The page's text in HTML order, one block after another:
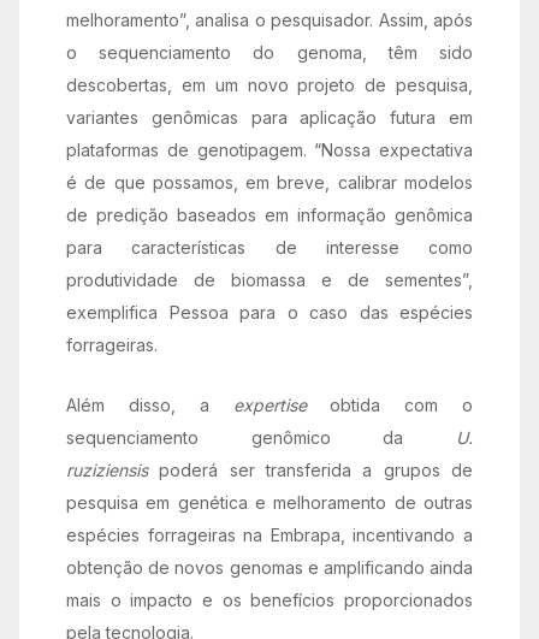
melhoramento”, analisa o pesquisador. Assim, após
o sequenciamento do genoma, têm sido
descobertas, em um novo projeto de pesquisa,
variantes genômicas para aplicação futura em
plataformas de genotipagem. “Nossa expectativa
é de que possamos, em breve, calibrar modelos
de predição baseados em informação genômica
para características de interesse como
produtividade de biomassa e de sementes”,
exemplifica Pessoa para o caso das espécies
forrageiras.
Além disso, a expertiseobtida com o
sequenciamento genômico da
U.
ruziziensispoderá ser transferida a grupos de
pesquisa em genética e melhoramento de outras
espécies forrageiras na Embrapa, incentivando a
obtenção de novos genomas e amplificando ainda
mais o impacto e os benefícios proporcionados
pela tecnologia.